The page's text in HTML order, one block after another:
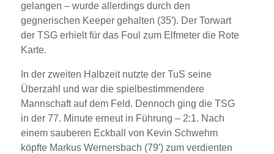
gelangen – wurde allerdings durch den
gegnerischen Keeper gehalten (35′). Der Torwart
der TSG erhielt für das Foul zum Elfmeter die Rote
Karte.
In der zweiten Halbzeit nutzte der TuS seine
Überzahl und war die spielbestimmendere
Mannschaft auf dem Feld. Dennoch ging die TSG
in der 77. Minute erneut in Führung – 2:1. Nach
einem sauberen Eckball von Kevin Schwehm
köpfte Markus Wernersbach (79′) zum verdienten